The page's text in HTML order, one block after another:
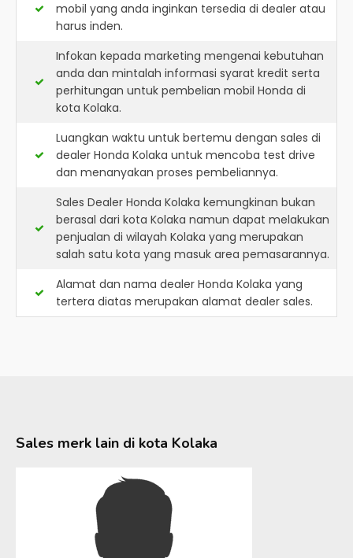
mobil yang anda inginkan tersedia di dealer atau
harus inden.
Infokan kepada marketing mengenai kebutuhan
anda dan mintalah informasi syarat kredit serta
perhitungan untuk pembelian mobil Honda di
kota Kolaka.
Luangkan waktu untuk bertemu dengan sales di
dealer Honda Kolaka untuk mencoba test drive
dan menanyakan proses pembeliannya.
Sales Dealer Honda Kolaka kemungkinan bukan
berasal dari kota Kolaka namun dapat melakukan
penjualan di wilayah Kolaka yang merupakan
salah satu kota yang masuk area pemasarannya.
Alamat dan nama dealer Honda Kolaka yang
tertera diatas merupakan alamat dealer sales.
Sales merk lain di kota Kolaka